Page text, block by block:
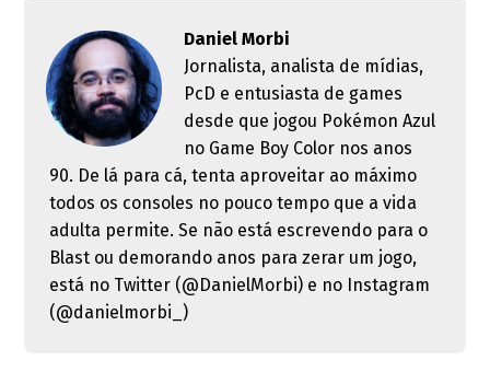
Daniel Morbi
Jornalista, analista de mídias,
PcD e entusiasta de games
desde que jogou Pokémon Azul
no Game Boy Color nos anos
90. De lá para cá, tenta aproveitar ao máximo
todos os consoles no pouco tempo que a vida
adulta permite. Se não está escrevendo para o
Blast ou demorando anos para zerar um jogo,
está no Twitter (@DanielMorbi) e no Instagram
(@danielmorbi_)